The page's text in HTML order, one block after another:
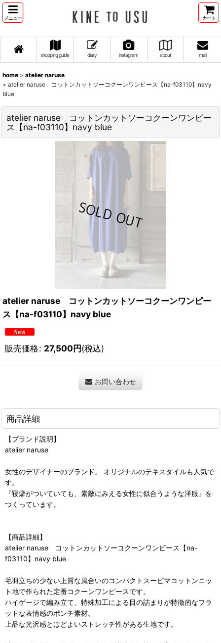
メニュー カート
shopping guide diary instagram about mail
home > atelier naruse
> atelier naruse コットンカットソーコクーンワンピース【na-f03110】navy
blue
atelier naruse コットンカットソーコクーンワンピー
ス【na-f03110】navy blue
atelier naruse コットンカットソーコクーンワンピー
ス【na-f03110】navy blue
販売価格: 27,500円(税込)
お問い合わせ
商品詳細
【ブランド説明】
atelier naruse
女性のデザイナーのブランド。 オリジナルのテキスタイルも人気で
す。
『寝癖がついていても、素敵にみえる女性に似合うような洋服』を
つくっています。
【商品詳細】
atelier naruse コットンカットソーコクーンワンピース【na-
f03110】navy blue
毛羽立ちの少ない上質な風合いのコンパクトスーピマコットンニッ
ト地で作られた定番コクーンワンピースです。
ハイゲージで編み立て、特殊加工による目の詰まりが特徴的なフラ
ットな表情感のポンチ素材。
上品な光沢感とほどよいストレッチ性がある生地です。